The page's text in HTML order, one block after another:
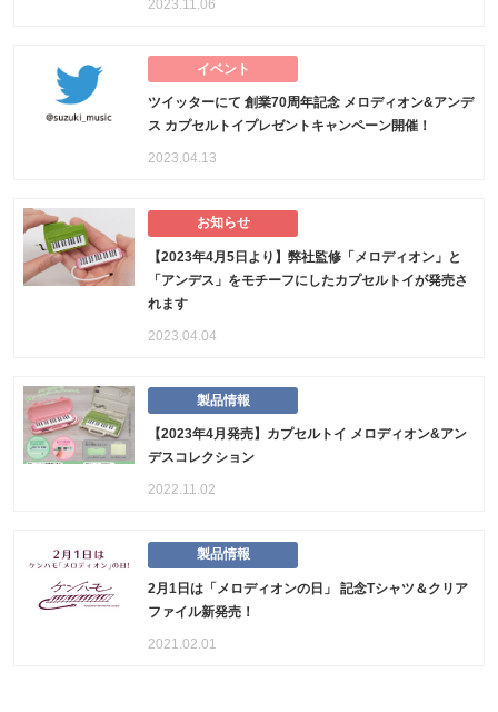
2023.11.06
イベント
ツイッターにて 創業70周年記念 メロディオン&アンデ
ス カプセルトイプレゼントキャンペーン開催！
2023.04.13
お知らせ
【2023年4月5日より】弊社監修「メロディオン」と
「アンデス」をモチーフにしたカプセルトイが発売さ
れます
2023.04.04
製品情報
【2023年4月発売】カプセルトイ メロディオン&アン
デスコレクション
2022.11.02
製品情報
2月1日は「メロディオンの日」 記念Tシャツ＆クリア
ファイル新発売！
2021.02.01